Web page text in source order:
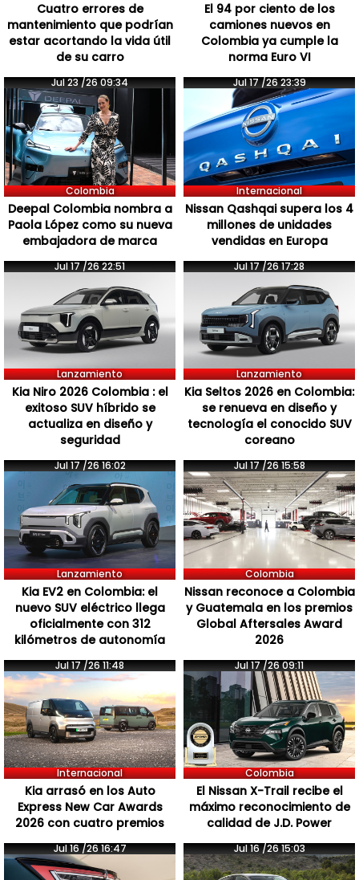
Cuatro errores de
mantenimiento que podrían
estar acortando la vida útil
de su carro
El 94 por ciento de los
camiones nuevos en
Colombia ya cumple la
norma Euro VI
Jul 23 /26 09:34
Colombia
Deepal Colombia nombra a
Paola López como su nueva
embajadora de marca
Jul 17 /26 23:39
Internacional
Nissan Qashqai supera los 4
millones de unidades
vendidas en Europa
Jul 17 /26 22:51
Lanzamiento
Kia Niro 2026 Colombia : el
exitoso SUV híbrido se
actualiza en diseño y
seguridad
Jul 17 /26 17:28
Lanzamiento
Kia Seltos 2026 en Colombia:
se renueva en diseño y
tecnología el conocido SUV
coreano
Jul 17 /26 16:02
Lanzamiento
Kia EV2 en Colombia: el
nuevo SUV eléctrico llega
oficialmente con 312
kilómetros de autonomía
Jul 17 /26 15:58
Colombia
Nissan reconoce a Colombia
y Guatemala en los premios
Global Aftersales Award
2026
Jul 17 /26 11:48
Internacional
Kia arrasó en los Auto
Express New Car Awards
2026 con cuatro premios
Jul 17 /26 09:11
Colombia
El Nissan X-Trail recibe el
máximo reconocimiento de
calidad de J.D. Power
Jul 16 /26 16:47 Jul 16 /26 15:03